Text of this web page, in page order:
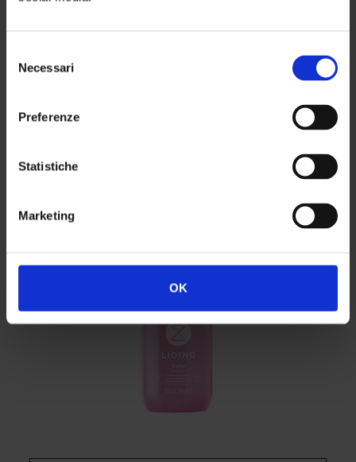
delNecessari
Preferenze
Statistiche
Marketing
OK
Тому вони ідеально захищають колір від УФ